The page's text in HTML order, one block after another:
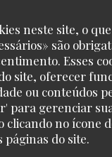
neste site, o
são
Esses
site, oferecer
ou conteúdos
para gerenciar
no ícone
páginas do site.
5 MENU /5